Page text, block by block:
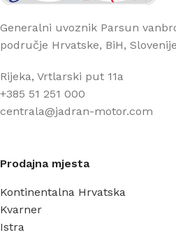
Generalni uvoznik Parsun
područje Hrvatske, BiH,
Rijeka, Vrtlarski put 11a
+385 51 251 000
centrala@jadran-motor.com
Prodajna mjesta
Kontinentalna Hrvatska
Kvarner
Istra